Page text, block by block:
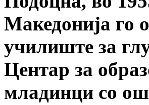
Македонија го
училиште за
Центар за
младинци со